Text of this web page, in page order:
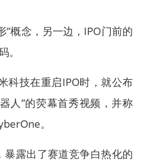
”概念，另一边，IPO门前的
。
科技在重启IPO时，就公布
人”的荧幕首秀视频，并称
。
露出了赛道竞争白热化的